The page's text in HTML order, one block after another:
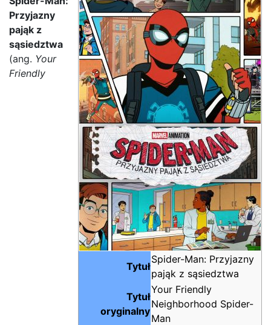
Tytuł
Spider-Man: Przyjazny
pająk z sąsiedztwa
Tytuł
oryginalny
Your Friendly
Neighborhood Spider-
Man
Przyjazny
pająk z
sąsiedztwa
(ang. Your
Friendly